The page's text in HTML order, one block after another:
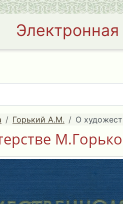
Горький А.М. О